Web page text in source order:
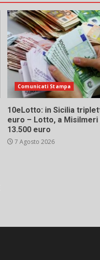
Comunicati Stampa
10eLotto: in Sicilia
euro – Lotto, a Misilmeri
13.500 euro
7 Agosto 2026